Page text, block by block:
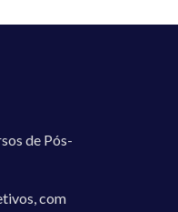
de Pós-
com